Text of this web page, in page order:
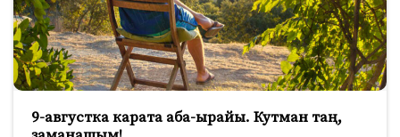
9-августка карата аба-ырайы. Кутман таң,